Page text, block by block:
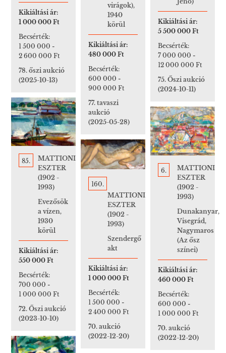
Kikiáltási ár:
1 000 000 Ft
Becsérték:
1 500 000 -
2 600 000 Ft
78. őszi aukció
(2025-10-13)
virágok),
1940
körül
Kikiáltási ár:
480 000 Ft
Becsérték:
600 000 -
900 000 Ft
77. tavaszi
aukció
(2025-05-28)
Kikiáltási ár:
5 500 000 Ft
Becsérték:
7 000 000 -
12 000 000 Ft
75. Őszi aukció
(2024-10-11)
85.
MATTIONI
ESZTER
(1902 -
1993)
Evezősök
a vízen,
1930
körül
Kikiáltási ár:
550 000 Ft
Becsérték:
700 000 -
1 000 000 Ft
72. Őszi aukció
(2023-10-10)
6.
MATTIONI
ESZTER
(1902 -
1993)
Dunakanyar,
Visegrád,
Nagymaros
(Az ősz
színei)
Kikiáltási ár:
460 000 Ft
Becsérték:
600 000 -
1 000 000 Ft
70. aukció
(2022-12-20)
160.
MATTIONI
ESZTER
(1902 -
1993)
Szendergő
akt
Kikiáltási ár:
1 000 000 Ft
Becsérték:
1 500 000 -
2 400 000 Ft
70. aukció
(2022-12-20)